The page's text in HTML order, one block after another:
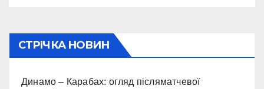
СТРІЧКА НОВИН
Динамо – Карабах: огляд післяматчевої